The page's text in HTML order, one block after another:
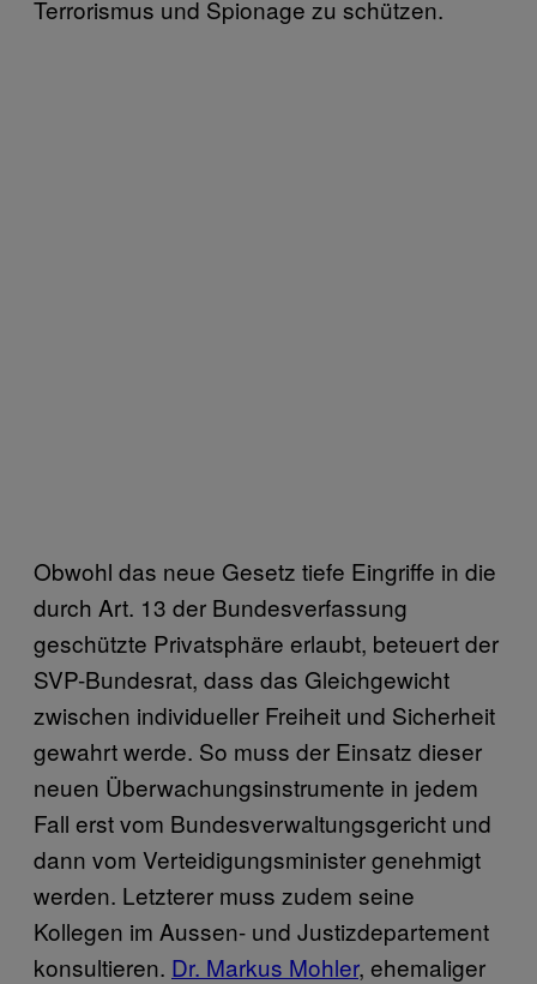
Terrorismus und Spionage zu schützen.
Obwohl das neue Gesetz tiefe Eingriffe in die
durch Art. 13 der Bundesverfassung
geschützte Privatsphäre erlaubt, beteuert der
SVP-Bundesrat, dass das Gleichgewicht
zwischen individueller Freiheit und Sicherheit
gewahrt werde. So muss der Einsatz dieser
neuen Überwachungsinstrumente in jedem
Fall erst vom Bundesverwaltungsgericht und
dann vom Verteidigungsminister genehmigt
werden. Letzterer muss zudem seine
Kollegen im Aussen- und Justizdepartement
konsultieren. Dr. Markus Mohler, ehemaliger